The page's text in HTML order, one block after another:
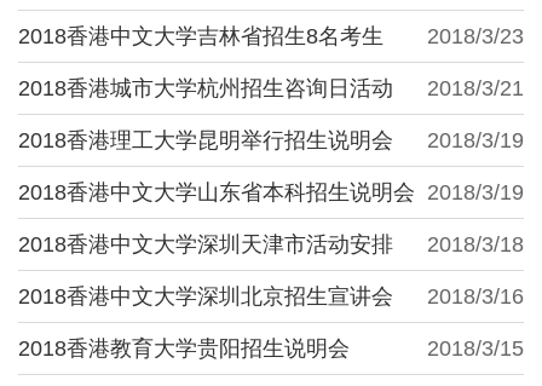
2018/3/23
2018香港中文大学吉林省招生8名考生
2018/3/21
2018香港城市大学杭州招生咨询日活动
2018/3/19
2018香港理工大学昆明举行招生说明会
2018/3/19
2018香港中文大学山东省本科招生说明会
2018/3/18
2018香港中文大学深圳天津市活动安排
2018/3/16
2018香港中文大学深圳北京招生宣讲会
2018/3/15
2018香港教育大学贵阳招生说明会